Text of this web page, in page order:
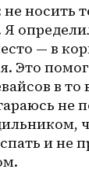
носить
Я
— в
Это
в то
не
и не